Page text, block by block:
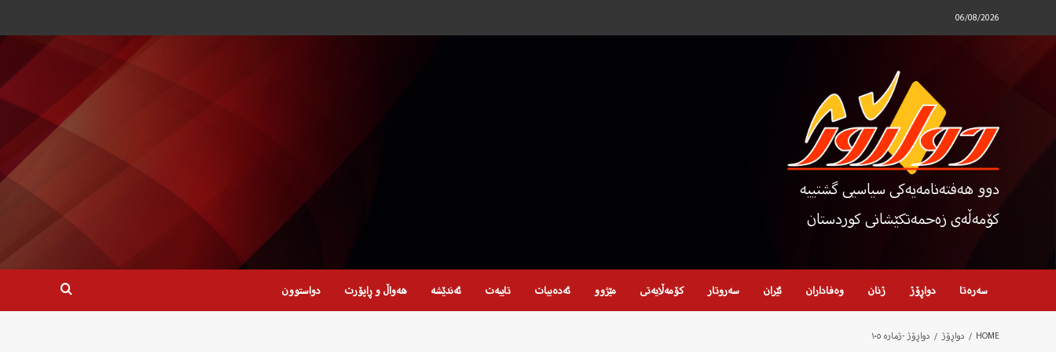
06/08/2026
دوو هەفتەنامەیەکی سیاسیی گشتییە
کۆمەڵەی زەحمەتکێشانی کوردستان
سەرەتا دواڕۆژ ژنان وەفاداران ئێران سەروتار کۆمەڵایەتی مێژوو ئەدەبیات تایبەت ئەندێشە هەواڵ و ڕاپۆرت دواستوون
HOME دواڕۆژ دواڕۆژ -ژمارە ١٠٥